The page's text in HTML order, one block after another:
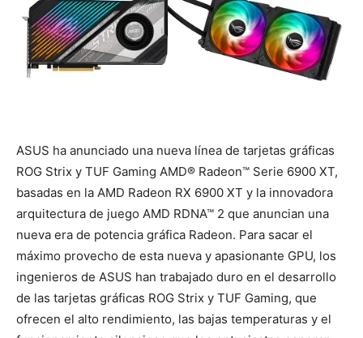
ASUS ha anunciado una nueva línea de tarjetas gráficas
ROG Strix y TUF Gaming AMD® Radeon™ Serie 6900 XT,
basadas en la AMD Radeon RX 6900 XT y la innovadora
arquitectura de juego AMD RDNA™ 2 que anuncian una
nueva era de potencia gráfica Radeon. Para sacar el
máximo provecho de esta nueva y apasionante GPU, los
ingenieros de ASUS han trabajado duro en el desarrollo
de las tarjetas gráficas ROG Strix y TUF Gaming, que
ofrecen el alto rendimiento, las bajas temperaturas y el